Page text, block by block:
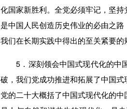
化国家新胜利。全党必须牢记，坚
是中国人民创造历史伟业的必由之
我们在长期实践中得出的至关紧要
5．深刻领会中国式现代化的中国
破，我们党成功推进和拓展了中国
党的二十大概括了中国式现代化的